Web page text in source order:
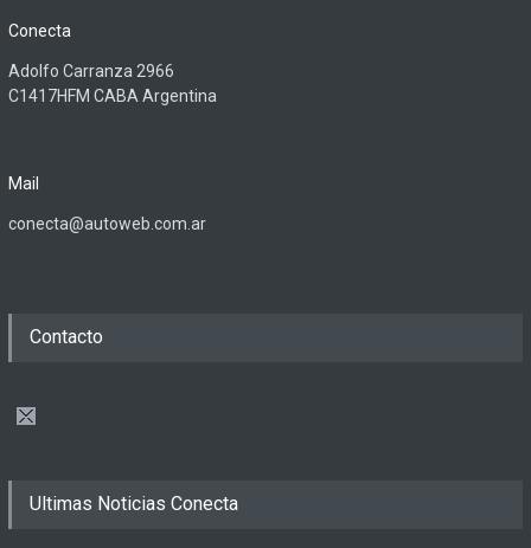
Conecta
Adolfo Carranza 2966
C1417HFM CABA Argentina
Mail
conecta@autoweb.com.ar
Contacto
Ultimas Noticias Conecta